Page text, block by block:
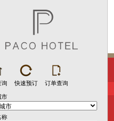
询 快速预订
订单查询
市
称